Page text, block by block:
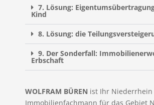
7. Lösung:
Kind
8. Lösung: die
9. Der Sonderfall:
Erbschaft
WOLFRAM BÜREN ist Ihr
Immobilienfachmann für das Gebiet